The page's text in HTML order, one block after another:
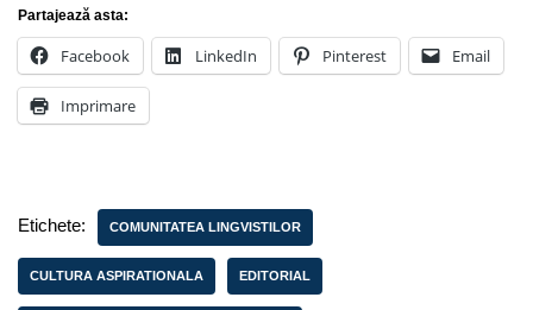
Partajează asta:
Facebook LinkedIn Pinterest Email
Imprimare
Etichete: COMUNITATEA LINGVISTILOR
CULTURA ASPIRATIONALA EDITORIAL